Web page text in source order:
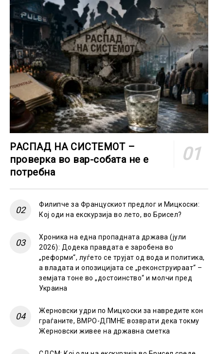
РАСПАД НА СИСТЕМОТ –
проверка во вар-собата не е
потребна
Филипче за Францускиот предлог и Мицкоски:
Кој оди на екскурзија во лето, во Брисел?
Хроника на една пропадната држава (јули
2026): Додека правдата е заробена во
„реформи“, луѓето се трујат од вода и политика,
а владата и опозицијата се „реконструираат“ –
земјата тоне во „достоинство“ и молчи пред
Украина
Жерновски удри по Мицкоски за навредите кон
граѓаните, ВМРО-ДПМНЕ возврати дека токму
Жерновски живее на државна сметка